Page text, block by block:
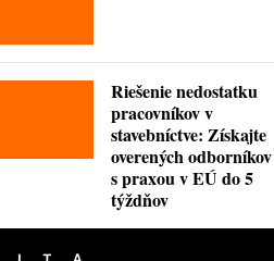
Riešenie nedostatku
pracovníkov v
stavebníctve: Získajte
overených odborníkov
s praxou v EÚ do 5
týždňov